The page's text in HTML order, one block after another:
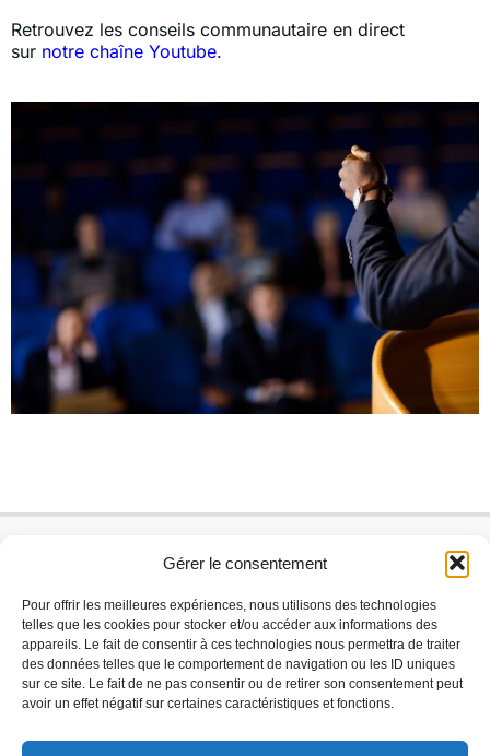
Gérer le consentement
Pour offrir les meilleures expériences, nous utilisons des technologies
telles que les cookies pour stocker et/ou accéder aux informations des
appareils. Le fait de consentir à ces technologies nous permettra de traiter
des données telles que le comportement de navigation ou les ID uniques
sur ce site. Le fait de ne pas consentir ou de retirer son consentement peut
avoir un effet négatif sur certaines caractéristiques et fonctions.
Retrouvez les conseils communautaire en direct
sur notre chaîne Youtube.